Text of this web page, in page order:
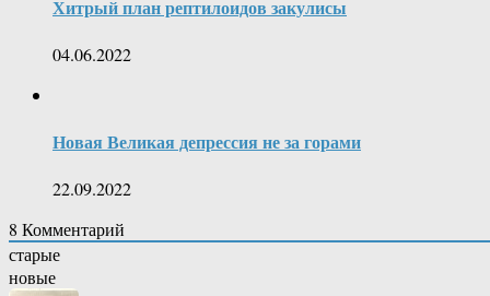
Хитрый план рептилоидов закулисы
04.06.2022
Новая Великая депрессия не за горами
22.09.2022
8 Комментарий
старые
новые